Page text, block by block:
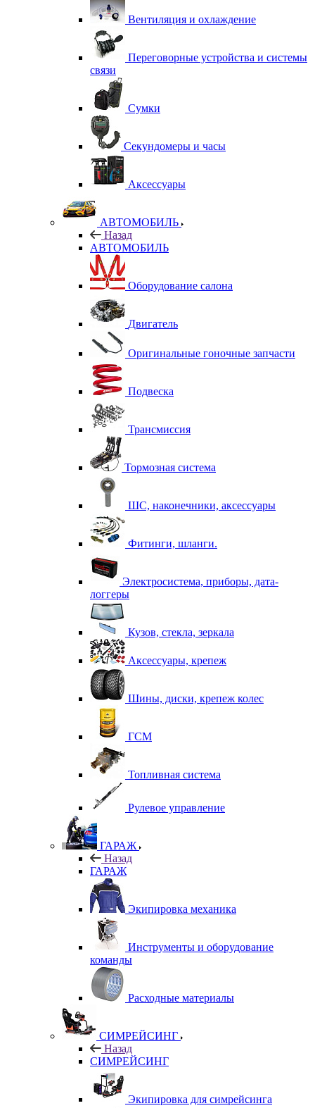
Вентиляция и охлаждение
Переговорные устройства и системы
связи
Сумки
Секундомеры и часы
Аксессуары
АВТОМОБИЛЬ
Назад
АВТОМОБИЛЬ
Оборудование салона
Двигатель
Оригинальные гоночные запчасти
Подвеска
Трансмиссия
Тормозная система
ШС, наконечники, аксессуары
Фитинги, шланги.
Электросистема, приборы, дата-
логгеры
Кузов, стекла, зеркала
Аксессуары, крепеж
Шины, диски, крепеж колес
ГСМ
Топливная система
Рулевое управление
ГАРАЖ
Назад
ГАРАЖ
Экипировка механика
Инструменты и оборудование
команды
Расходные материалы
СИМРЕЙСИНГ
Назад
СИМРЕЙСИНГ
Экипировка для симрейсинга